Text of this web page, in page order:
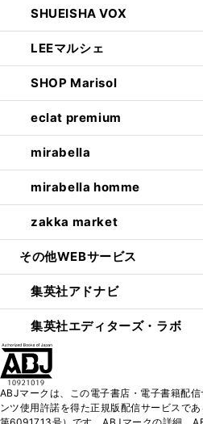
SHUEISHA VOX
LEEマルシェ
SHOP Marisol
eclat premium
mirabella
mirabella homme
zakka market
その他WEBサービス
集英社アドナビ
集英社エディターズ・ラボ
ABJマークは、この電子書店・電子書籍配
ンツ使用許諾を得た正規版配信サービスで